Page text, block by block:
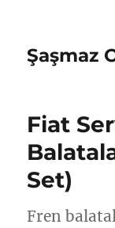
Şaşmaz
Fiat
Set)
Fren